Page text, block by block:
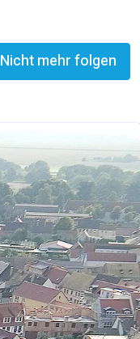
suchen
Nicht mehr folgen